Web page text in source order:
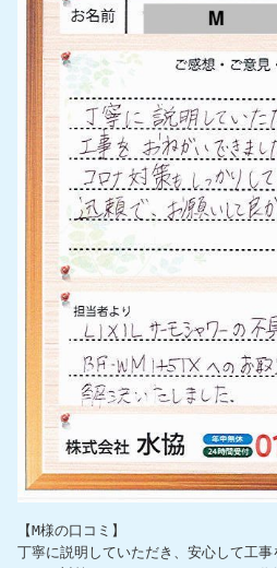
【M様の口コミ】
丁寧に説明していただき、安心して工事